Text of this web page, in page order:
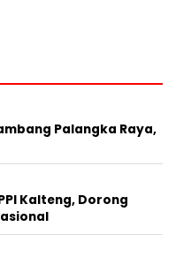
Palangka Raya,
Kalteng, Dorong